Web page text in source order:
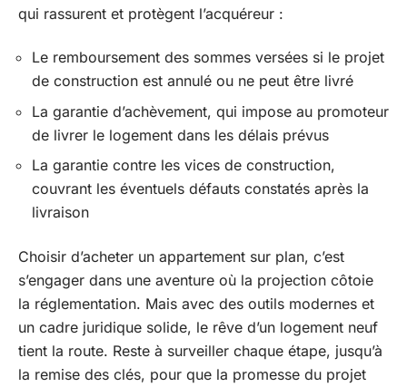
qui rassurent et protègent l’acquéreur :
Le remboursement des sommes versées si le projet
de construction est annulé ou ne peut être livré
La garantie d’achèvement, qui impose au promoteur
de livrer le logement dans les délais prévus
La garantie contre les vices de construction,
couvrant les éventuels défauts constatés après la
livraison
Choisir d’acheter un appartement sur plan, c’est
s’engager dans une aventure où la projection côtoie
la réglementation. Mais avec des outils modernes et
un cadre juridique solide, le rêve d’un logement neuf
tient la route. Reste à surveiller chaque étape, jusqu’à
la remise des clés, pour que la promesse du projet